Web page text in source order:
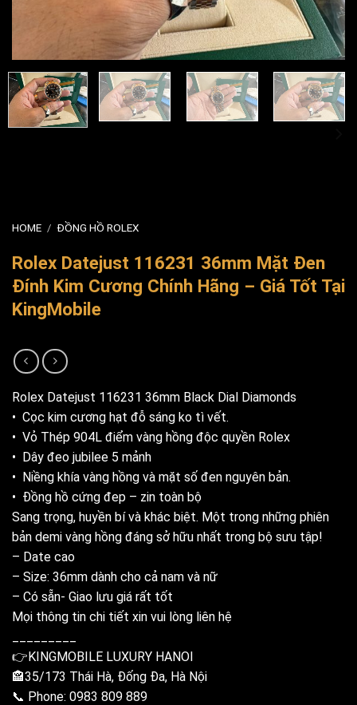
HOME / ĐỒNG HỒ ROLEX
Rolex Datejust 116231 36mm Mặt Đen
Đính Kim Cương Chính Hãng – Giá Tốt Tại
KingMobile
Rolex Datejust 116231 36mm Black Dial Diamonds
• Cọc kim cương hạt đỗ sáng ko tì vết.
• Vỏ Thép 904L điểm vàng hồng độc quyền Rolex
• Dây đeo jubilee 5 mảnh
• Niềng khía vàng hồng và mặt số đen nguyên bản.
• Đồng hồ cứng đep – zin toàn bộ
Sang trọng, huyền bí và khác biệt. Một trong những phiên
bản demi vàng hồng đáng sở hữu nhất trong bộ sưu tập!
– Date cao
– Size: 36mm dành cho cả nam và nữ
– Có sẵn- Giao lưu giá rất tốt
Mọi thông tin chi tiết xin vui lòng liên hệ
👉KINGMOBILE LUXURY HANOI
🏤35/173 Thái Hà, Đống Đa, Hà Nội
📞 Phone: 0983 809 889